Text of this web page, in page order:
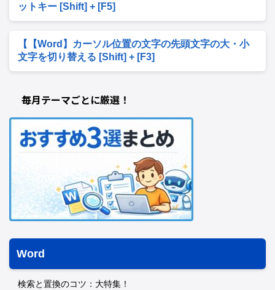
ットキー [Shift] + [F5]
【【Word】カーソル位置の文字の先頭文字の大・小
文字を切り替える [Shift] + [F3]
毎月テーマごとに厳選！
Word
検索と置換のコツ：大特集！